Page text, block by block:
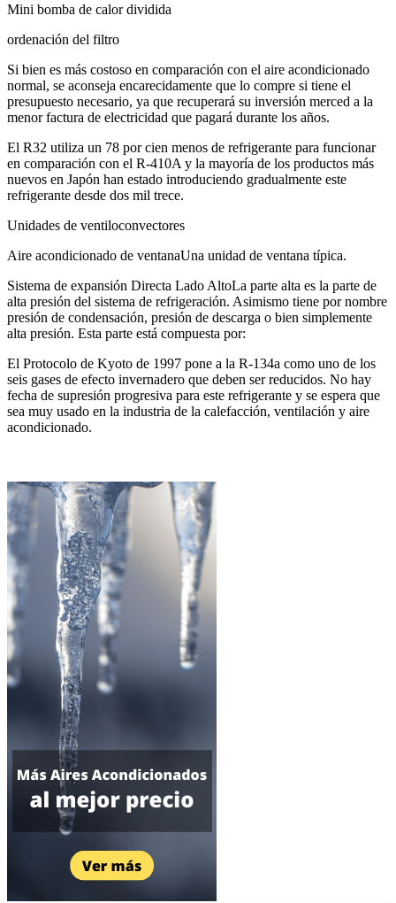
Mini bomba de calor dividida
ordenación del filtro
Si bien es más costoso en comparación con el aire acondicionado
normal, se aconseja encarecidamente que lo compre si tiene el
presupuesto necesario, ya que recuperará su inversión merced a la
menor factura de electricidad que pagará durante los años.
El R32 utiliza un 78 por cien menos de refrigerante para funcionar
en comparación con el R-410A y la mayoría de los productos más
nuevos en Japón han estado introduciendo gradualmente este
refrigerante desde dos mil trece.
Unidades de ventiloconvectores
Aire acondicionado de ventanaUna unidad de ventana típica.
Sistema de expansión Directa Lado AltoLa parte alta es la parte de
alta presión del sistema de refrigeración. Asimismo tiene por nombre
presión de condensación, presión de descarga o bien simplemente
alta presión. Esta parte está compuesta por:
El Protocolo de Kyoto de 1997 pone a la R-134a como uno de los
seis gases de efecto invernadero que deben ser reducidos. No hay
fecha de supresión progresiva para este refrigerante y se espera que
sea muy usado en la industria de la calefacción, ventilación y aire
acondicionado.